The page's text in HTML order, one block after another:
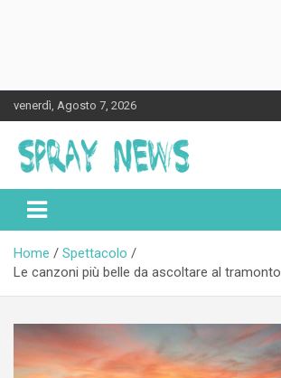
to
content
venerdì, Agosto 7, 2026
Spraynews.it
Home
Spettacolo
Le canzoni più belle da ascoltare al tramonto